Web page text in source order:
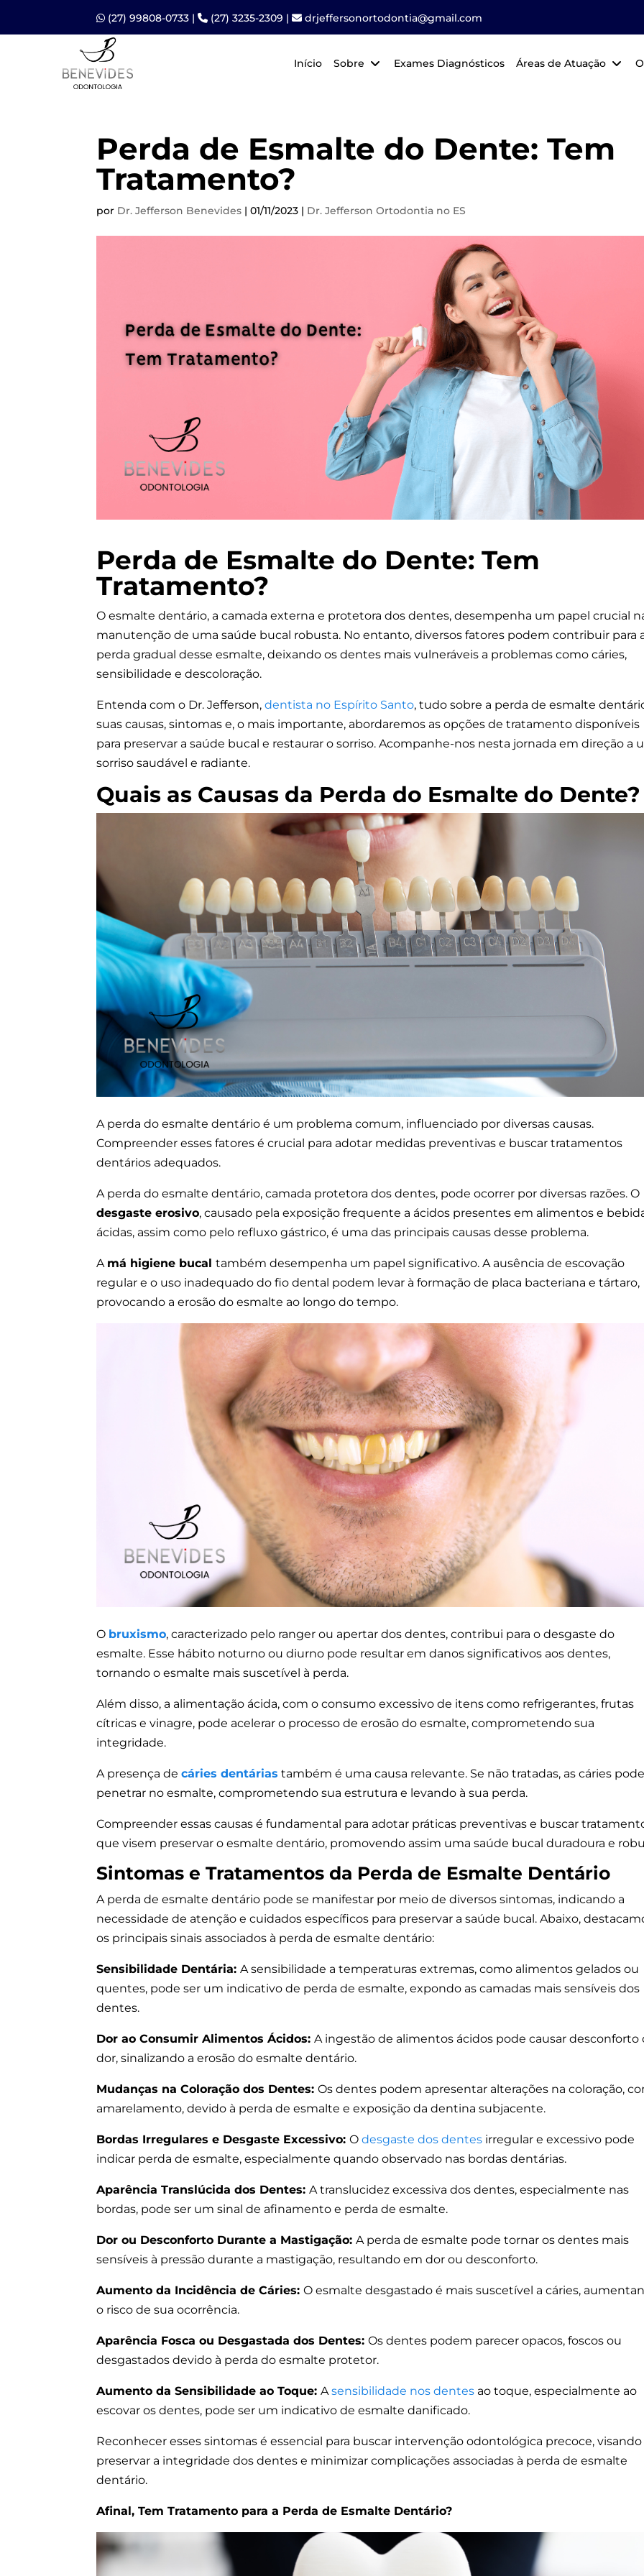
(27) 99808-0733 | (27) 3235-2309 | drjeffersonortodontia@gmail.com
Início Sobre Exames Diagnósticos Áreas de Atuação
Perda de Esmalte do Dente: Tem
Tratamento?
por Dr. Jefferson Benevides |01/11/2023 | Dr. Jefferson Ortodontia no ES
Perda de Esmalte do Dente: Tem
Tratamento?
O esmalte dentário, a camada externa e protetora dos dentes, desempenha um papel crucial
manutenção de uma saúde bucal robusta. No entanto, diversos fatores podem contribuir para
perda gradual desse esmalte, deixando os dentes mais vulneráveis a problemas como cáries,
sensibilidade e descoloração.
Entenda com o Dr. Jefferson,dentista no Espírito Santo, tudo sobre a perda de esmalte
suas causas, sintomas e, o mais importante, abordaremos as opções de tratamento disponíveis
para preservar a saúde bucal e restaurar o sorriso. Acompanhe-nos nesta jornada em direção a
sorriso saudável e radiante.
Quais as Causas da Perda do Esmalte do Dente?
A perda do esmalte dentário é um problema comum, influenciado por diversas causas.
Compreender esses fatores é crucial para adotar medidas preventivas e buscar tratamentos
dentários adequados.
A perda do esmalte dentário, camada protetora dos dentes, pode ocorrer por diversas razões. O
desgaste erosivo, causado pela exposição frequente a ácidos presentes em alimentos e
ácidas, assim como pelo refluxo gástrico, é uma das principais causas desse problema.
A má higiene bucaltambém desempenha um papel significativo. A ausência de escovação
regular e o uso inadequado do fio dental podem levar à formação de placa bacteriana e tártaro,
provocando a erosão do esmalte ao longo do tempo.
O bruxismo, caracterizado pelo ranger ou apertar dos dentes, contribui para o desgaste do
esmalte. Esse hábito noturno ou diurno pode resultar em danos significativos aos dentes,
tornando o esmalte mais suscetível à perda.
Além disso, a alimentação ácida, com o consumo excessivo de itens como refrigerantes, frutas
cítricas e vinagre, pode acelerar o processo de erosão do esmalte, comprometendo sua
integridade.
A presença decáries dentárias também é uma causa relevante. Se não tratadas, as cáries
penetrar no esmalte, comprometendo sua estrutura e levando à sua perda.
Compreender essas causas é fundamental para adotar práticas preventivas e buscar
que visem preservar o esmalte dentário, promovendo assim uma saúde bucal duradoura e
Sintomas e Tratamentos da Perda de Esmalte Dentário
A perda de esmalte dentário pode se manifestar por meio de diversos sintomas, indicando a
necessidade de atenção e cuidados específicos para preservar a saúde bucal. Abaixo,
os principais sinais associados à perda de esmalte dentário:
Sensibilidade Dentária:A sensibilidade a temperaturas extremas, como alimentos gelados ou
quentes, pode ser um indicativo de perda de esmalte, expondo as camadas mais sensíveis dos
dentes.
Dor ao Consumir Alimentos Ácidos:A ingestão de alimentos ácidos pode causar desconforto
dor, sinalizando a erosão do esmalte dentário.
Mudanças na Coloração dos Dentes:Os dentes podem apresentar alterações na coloração,
amarelamento, devido à perda de esmalte e exposição da dentina subjacente.
Bordas Irregulares e Desgaste Excessivo:Odesgaste dos dentes irregular e excessivo pode
indicar perda de esmalte, especialmente quando observado nas bordas dentárias.
Aparência Translúcida dos Dentes:A translucidez excessiva dos dentes, especialmente nas
bordas, pode ser um sinal de afinamento e perda de esmalte.
Dor ou Desconforto Durante a Mastigação:A perda de esmalte pode tornar os dentes mais
sensíveis à pressão durante a mastigação, resultando em dor ou desconforto.
Aumento da Incidência de Cáries:O esmalte desgastado é mais suscetível a cáries,
o risco de sua ocorrência.
Aparência Fosca ou Desgastada dos Dentes:Os dentes podem parecer opacos, foscos ou
desgastados devido à perda do esmalte protetor.
Aumento da Sensibilidade ao Toque:Asensibilidade nos dentes ao toque, especialmente ao
escovar os dentes, pode ser um indicativo de esmalte danificado.
Reconhecer esses sintomas é essencial para buscar intervenção odontológica precoce, visando
preservar a integridade dos dentes e minimizar complicações associadas à perda de esmalte
dentário.
Afinal, Tem Tratamento para a Perda de Esmalte Dentário?